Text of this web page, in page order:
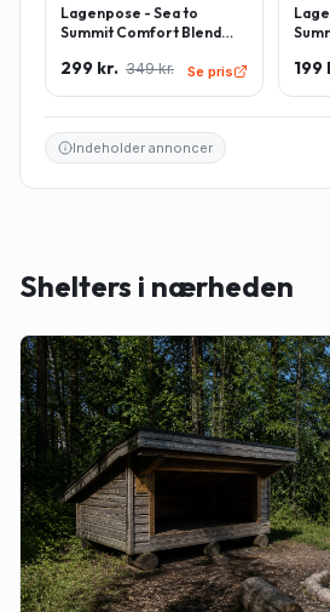
Lagenpose - Sea to
Summit Comfort Blend
pudeindlæg -
299 kr. 349 kr. Se pris 199
Indeholder annoncer
Shelters i nærheden